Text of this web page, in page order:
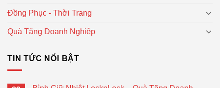
Đồng Phục - Thời Trang
Quà Tặng Doanh Nghiệp
TIN TỨC NỔI BẬT